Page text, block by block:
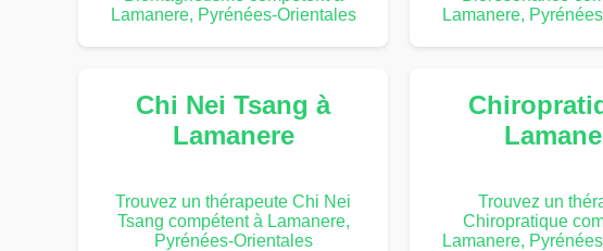
Lamanere, Pyrénées-Orientales
Lamanere,
Chi Nei Tsang à
Lamanere
Trouvez un thérapeute Chi Nei
Tsang compétent à Lamanere,
Pyrénées-Orientales
Trouvez un
Chiropratique
Lamanere,